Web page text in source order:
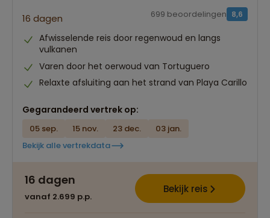
16 dagen 8,6
699 beoordelingen
Afwisselende reis door regenwoud en langs
vulkanen
Varen door het oerwoud van Tortuguero
Relaxte afsluiting aan het strand van Playa Carillo
Gegarandeerd vertrek op:
05 sep. 15 nov. 23 dec.
03 jan.
Bekijk alle vertrekdata
16 dagen
vanaf 2.699 p.p.
Bekijk reis